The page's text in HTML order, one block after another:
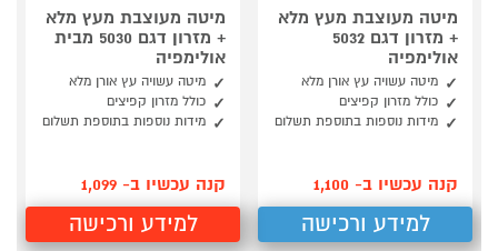
מיטה מעוצבת מעץ מלא
+ מזרון דגם 5032
אולימפיה
מיטה עשויה עץ אורן מלא
כולל מזרון קפיצים
מידות נוספות בתוספת תשלום
קנה עכשיו ב- 1,100
למידע ורכישה
מיטה מעוצבת מעץ מלא
+ מזרון דגם 5030 מבית
אולימפיה
מיטה עשויה עץ אורן מלא
כולל מזרון קפיצים
מידות נוספות בתוספת תשלום
קנה עכשיו ב- 1,099
למידע ורכישה